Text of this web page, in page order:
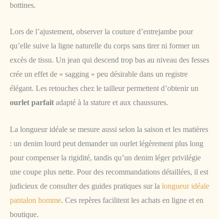
bottines.
Lors de l’ajustement, observer la couture d’entrejambe pour
qu’elle suive la ligne naturelle du corps sans tirer ni former un
excès de tissu. Un jean qui descend trop bas au niveau des fesses
crée un effet de « sagging » peu désirable dans un registre
élégant. Les retouches chez le tailleur permettent d’obtenir un
ourlet parfait adapté à la stature et aux chaussures.
La longueur idéale se mesure aussi selon la saison et les matières
: un denim lourd peut demander un ourlet légèrement plus long
pour compenser la rigidité, tandis qu’un denim léger privilégie
une coupe plus nette. Pour des recommandations détaillées, il est
judicieux de consulter des guides pratiques sur la longueur idéale
pantalon homme. Ces repères facilitent les achats en ligne et en
boutique.